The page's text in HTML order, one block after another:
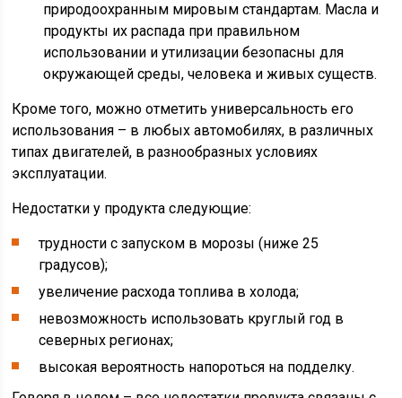
природоохранным мировым стандартам. Масла и
продукты их распада при правильном
использовании и утилизации безопасны для
окружающей среды, человека и живых существ.
Кроме того, можно отметить универсальность его
использования – в любых автомобилях, в различных
типах двигателей, в разнообразных условиях
эксплуатации.
Недостатки у продукта следующие:
трудности с запуском в морозы (ниже 25
градусов);
увеличение расхода топлива в холода;
невозможность использовать круглый год в
северных регионах;
высокая вероятность напороться на подделку.